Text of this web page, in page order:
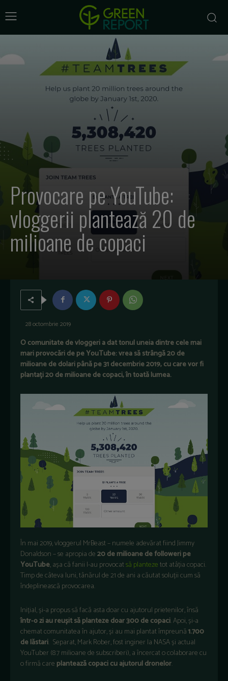
Provocare pe YouTube:
vloggerii plantează 20 de
milioane de copaci
28 octombrie 2019
O comunitate de vloggeri a dat tonul uneia dintre cele mai
mari provocări de pe YouTube: vrea să strângă 20 de
milioane de dolari până pe 31 decembrie 2019, cu care vor fi
plantați 20 de milioane de copaci, în toată lumea.
În mai 2019, vloggerul MrBeast – numele adevărat fiind Jimmy
Donaldson – se apropia de20 de milioane de followeri pe
YouTube, așa că fanii l-au provocatsă plantezetot atâția copaci.
Timp de câteva luni, tânărul de 21 de ani a căutat soluții cum să
îndeplinească provocarea.
Inițial, și-a propus să facă asta doar cu ajutorul prietenilor, însă
într-o zi au reușit să planteze doar 300 de copaci. Apoi, și-a
chemat comunitatea în ajutor, și au mai plantat împreună1.700
de lăstari. Separat, Mark Rober, fost inginer la NASA și actual
YouTuber (8.7 milioane de subscriberi), a încercat o colaborare cu
o firmă care plantează copaci cu ajutorul dronelor.